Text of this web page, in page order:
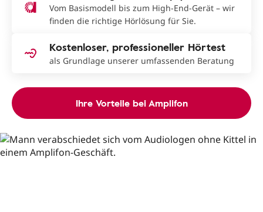
Vom Basismodell bis zum High-End-Gerät – wir
finden die richtige Hörlösung für Sie.
Kostenloser, professioneller Hörtest
als Grundlage unserer umfassenden Beratung
Ihre Vorteile bei Amplifon